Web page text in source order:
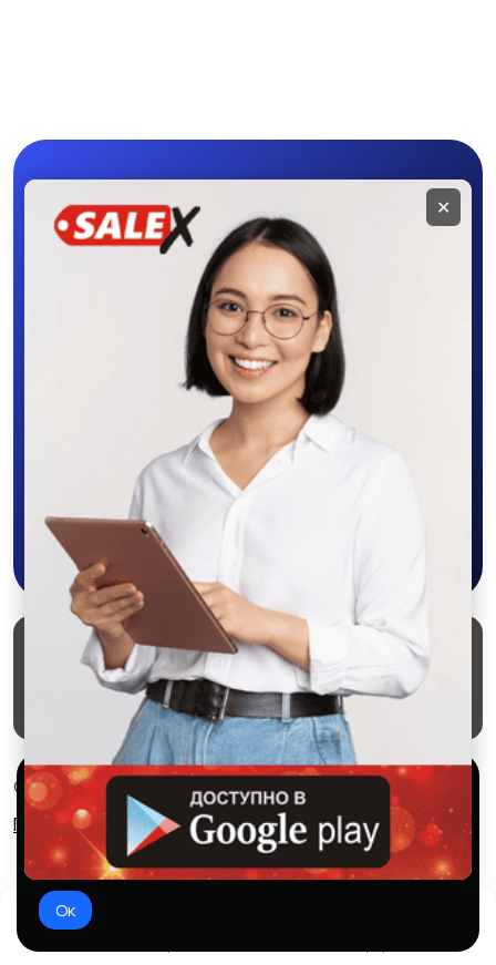
Мобильное
приложение
Скачайте приложение в Google Play –
крутите колесо фортуны, выигрывайте
бонусы, удобно ищите и размещайте
объявления - все это в нашем мобильном
приложении SALEX!
Скачать в Google Play
Маркеты Блог
О проекте
Служба поддержки
Удаление аккаунта
Партнерка
© 2026 SALEX МАРКЕТ
Правила сервиса
Конфиденциальность
Используем куки и рекомендательные
технологии
Это чтобы сайт работал лучше. Оставаясь с нами, вы
соглашаетесь на использование файлов куки.
Ок
✕